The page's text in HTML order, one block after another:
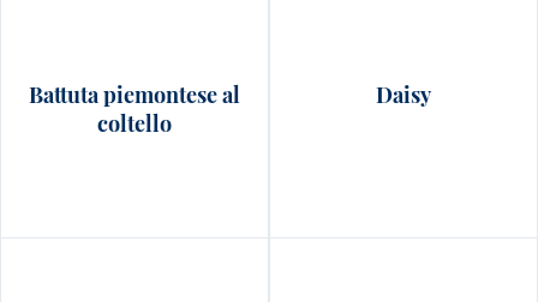
Battuta piemontese al
coltello
Daisy